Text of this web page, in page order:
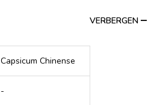
VERBERGEN
Capsicum Chinense
-